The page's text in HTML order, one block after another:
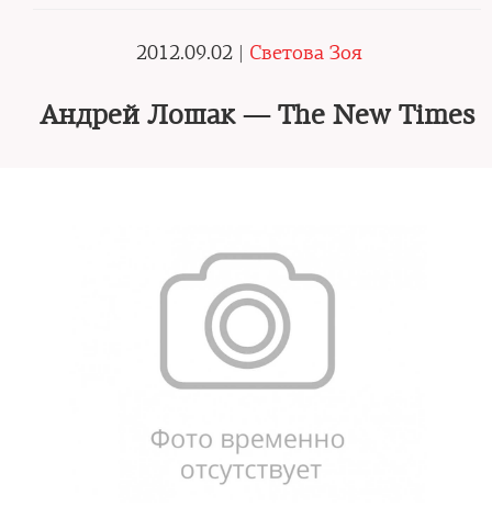
2012.09.02 | Светова Зоя
Андрей Лошак — The New Times